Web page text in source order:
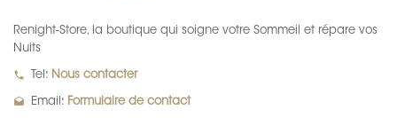
Renight-Store, la boutique qui soigne votre Sommeil et répare vos
Nuits
local_phone Tel: Nous contacter
drafts Email: Formulaire de contact